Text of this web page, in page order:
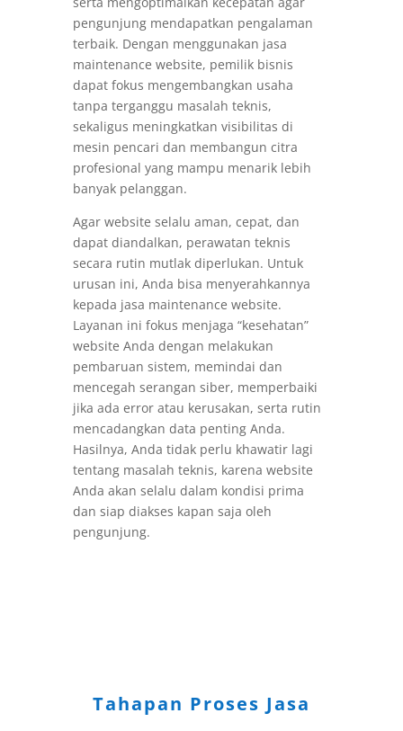
pengunjung mendapatkan pengalaman
terbaik. Dengan menggunakan jasa
maintenance website, pemilik bisnis
dapat fokus mengembangkan usaha
tanpa terganggu masalah teknis,
sekaligus meningkatkan visibilitas di
mesin pencari dan membangun citra
profesional yang mampu menarik lebih
banyak pelanggan.
Agar website selalu aman, cepat, dan
dapat diandalkan, perawatan teknis
secara rutin mutlak diperlukan. Untuk
urusan ini, Anda bisa menyerahkannya
kepada jasa maintenance website.
Layanan ini fokus menjaga “kesehatan”
website Anda dengan melakukan
pembaruan sistem, memindai dan
mencegah serangan siber, memperbaiki
jika ada error atau kerusakan, serta rutin
mencadangkan data penting Anda.
Hasilnya, Anda tidak perlu khawatir lagi
tentang masalah teknis, karena website
Anda akan selalu dalam kondisi prima
dan siap diakses kapan saja oleh
pengunjung.
Tahapan Proses Jasa